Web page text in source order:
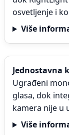
osvetljenje i
Više
Jednostavna
Ugrađeni
glasa, dok
kamera nije u
Više